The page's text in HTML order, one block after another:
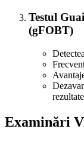
Testul
(gFOBT)
Examinări